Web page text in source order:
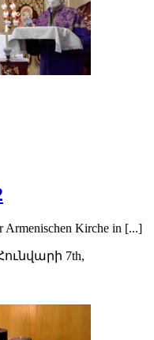
Armenischen Kirche in [...]
7th,